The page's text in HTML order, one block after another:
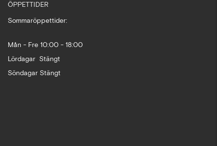
ÖPPETTIDER
Sommaröppettider:
Mån - Fre 10:00 - 18:00
Lördagar Stängt
Söndagar Stängt